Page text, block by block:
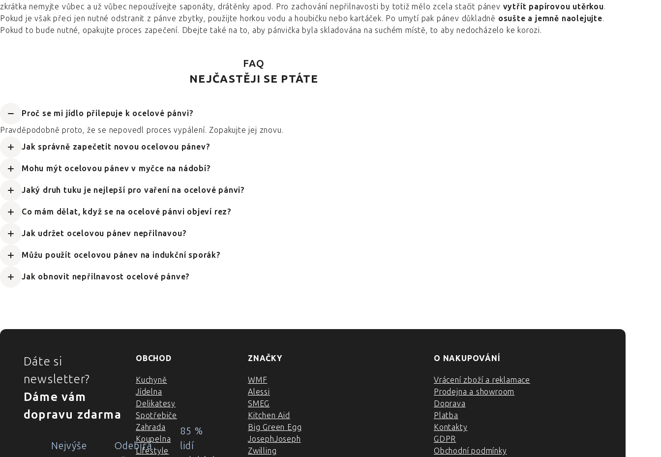
zkrátka nemyjte vůbec a už vůbec nepoužívejte saponáty, drátěnky apod. Pro zachování nepřilnavosti by totiž mělo zcela stačit pánev vytřít papírovou utěrkou.
Pokud je však přeci jen nutné odstranit z pánve zbytky, použijte horkou vodu a houbičku nebo kartáček. Po umytí pak pánev důkladně osušte a jemně naolejujte.
Pokud to bude nutné, opakujte proces zapečení. Dbejte také na to, aby pánvička byla skladována na suchém místě, to aby nedocházelo ke korozi.
FAQ
NEJČASTĚJI SE PTÁTE
Proč se mi jídlo přilepuje k ocelové pánvi?
Pravděpodobně proto, že se nepovedl proces vypálení. Zopakujte jej znovu.
Jak správně zapečetit novou ocelovou pánev?
Mohu mýt ocelovou pánev v myčce na nádobí?
Jaký druh tuku je nejlepší pro vaření na ocelové pánvi?
Co mám dělat, když se na ocelové pánvi objeví rez?
Jak udržet ocelovou pánev nepřilnavou?
Můžu použít ocelovou pánev na indukční sporák?
Jak obnovit nepřilnavost ocelové pánve?
ZÁPATÍ
Dáte si
newsletter?
Dáme vám
dopravu zdarma
Nejvýše
Odebírá
85 %
lidí
OBCHOD
Kuchyně
Jídelna
Delikatesy
Spotřebiče
Zahrada
Koupelna
Lifestyle
ZNAČKY
WMF
Alessi
SMEG
Kitchen Aid
Big Green Egg
JosephJoseph
Zwilling
O NAKUPOVÁNÍ
Vrácení zboží a reklamace
Prodejna a showroom
Doprava
Platba
Kontakty
GDPR
Obchodní podmínky